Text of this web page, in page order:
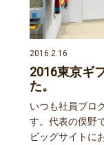
2016.2.16
2016東京ギ
た。
いつも社員ブロ
す。代表の俣野
ビッグサイトに